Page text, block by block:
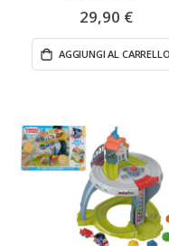
29,90 €
AGGIUNGI AL CARRELLO